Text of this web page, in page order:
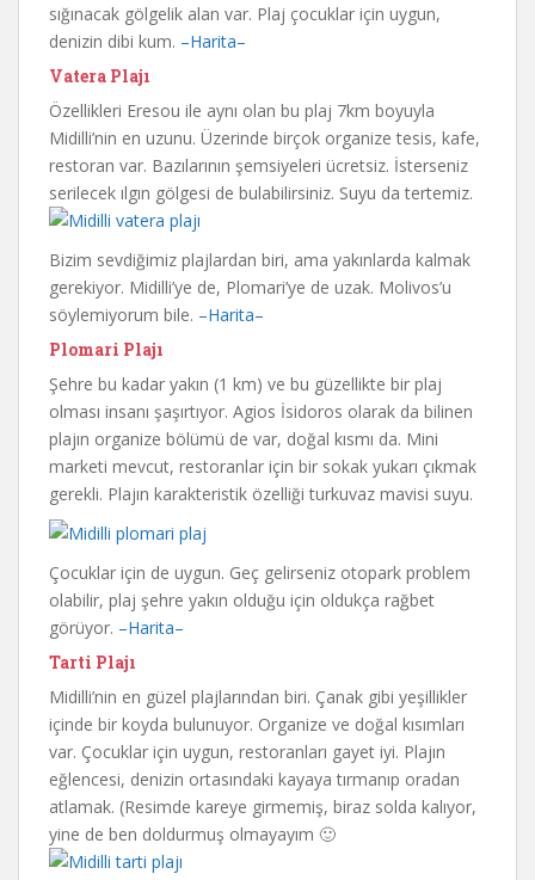
sığınacak gölgelik alan var. Plaj çocuklar için uygun,
denizin dibi kum. –Harita–
Vatera Plajı
Özellikleri Eresou ile aynı olan bu plaj 7km boyuyla
Midilli’nin en uzunu. Üzerinde birçok organize tesis, kafe,
restoran var. Bazılarının şemsiyeleri ücretsiz. İsterseniz
serilecek ılgın gölgesi de bulabilirsiniz. Suyu da tertemiz.
Bizim sevdiğimiz plajlardan biri, ama yakınlarda kalmak
gerekiyor. Midilli’ye de, Plomari’ye de uzak. Molivos’u
söylemiyorum bile. –Harita–
Plomari Plajı
Şehre bu kadar yakın (1 km) ve bu güzellikte bir plaj
olması insanı şaşırtıyor. Agios İsidoros olarak da bilinen
plajın organize bölümü de var, doğal kısmı da. Mini
marketi mevcut, restoranlar için bir sokak yukarı çıkmak
gerekli. Plajın karakteristik özelliği turkuvaz mavisi suyu.
Çocuklar için de uygun. Geç gelirseniz otopark problem
olabilir, plaj şehre yakın olduğu için oldukça rağbet
görüyor. –Harita–
Tarti Plajı
Midilli’nin en güzel plajlarından biri. Çanak gibi yeşillikler
içinde bir koyda bulunuyor. Organize ve doğal kısımları
var. Çocuklar için uygun, restoranları gayet iyi. Plajın
eğlencesi, denizin ortasındaki kayaya tırmanıp oradan
atlamak. (Resimde kareye girmemiş, biraz solda kalıyor,
yine de ben doldurmuş olmayayım 🙂